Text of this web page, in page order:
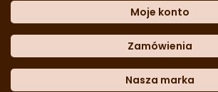
Sklep stacjonarny
Formularz kontaktowy
Blog
telefon:601 767 272
Polityka prywatności
Polityka cookies
Polityka reklamacji
Polityka zwrotów
Dostępność cyfrowa
Moje konto
Moje dane
Historia zamówień
Lista ulubionych
Zamówienia
Metody płatności
Nasza marka